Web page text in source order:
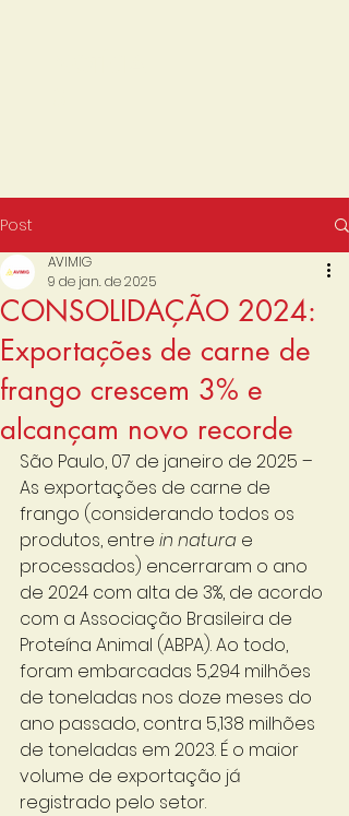
Post
CONSOLIDAÇÃO 2024:
Exportações de carne de
frango crescem 3% e
alcançam novo recorde
AVIMIG
9 de jan. de 2025
São Paulo, 07 de janeiro de 2025 –
As exportações de carne de
frango (considerando todos os
produtos, entre in natura e
processados) encerraram o ano
de 2024 com alta de 3%, de acordo
com a Associação Brasileira de
Proteína Animal (ABPA). Ao todo,
foram embarcadas 5,294 milhões
de toneladas nos doze meses do
ano passado, contra 5,138 milhões
de toneladas em 2023. É o maior
volume de exportação já
registrado pelo setor.